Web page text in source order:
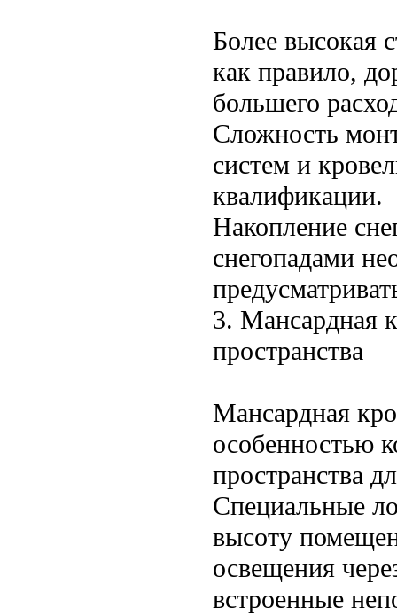
Более высокая
как правило,
большего
Сложность
систем и
квалификации.
Накопление
снегопадами
3. Мансардная
пространства
Мансардная
особенностью
пространства
Специальные
высоту
освещения
встроенные